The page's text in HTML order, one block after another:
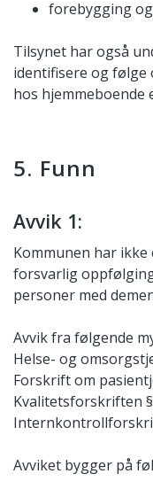
forebygging
Tilsynet har også
identifisere og
hos hjemmeboende
5. Funn
Avvik 1:
Kommunen har
forsvarlig
personer med
Avvik fra følgende
Helse- og
Forskrift om
Kvalitetsforskriften
Avviket bygger på